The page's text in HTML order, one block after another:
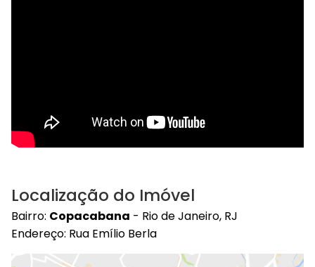
Localização do Imóvel
Bairro: Copacabana - Rio de Janeiro, RJ
Endereço: Rua Emílio Berla